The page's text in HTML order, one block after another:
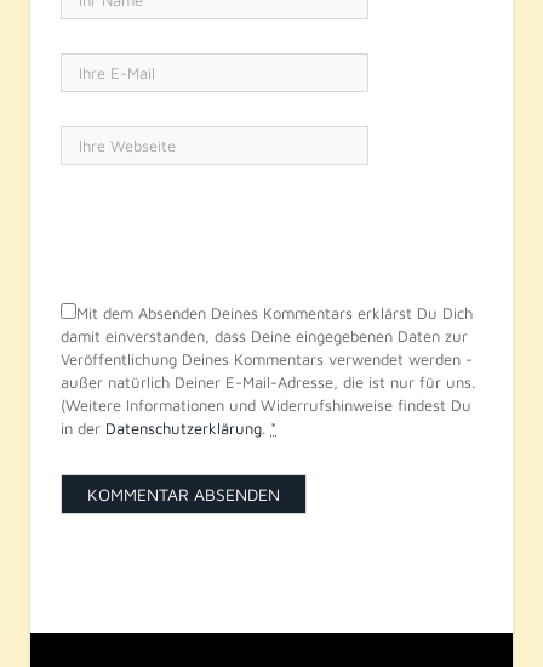
Mit dem Absenden Deines Kommentars erklärst Du Dich
damit einverstanden, dass Deine eingegebenen Daten zur
Veröffentlichung Deines Kommentars verwendet werden -
außer natürlich Deiner E-Mail-Adresse, die ist nur für uns.
(Weitere Informationen und Widerrufshinweise findest Du
in der Datenschutzerklärung. *